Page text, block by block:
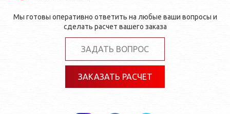
Мы готовы оперативно ответить на любые ваши вопросы и
сделать расчет вашего заказа
ЗАДАТЬ ВОПРОС
ЗАКАЗАТЬ РАСЧЕТ